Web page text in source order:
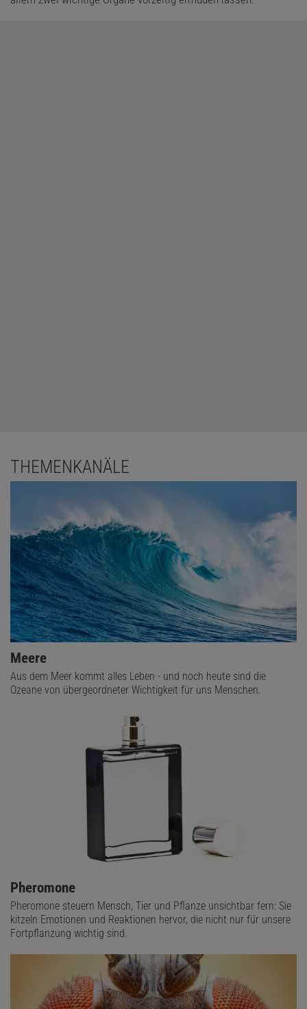
THEMENKANÄLE
Meere
Aus dem Meer kommt alles Leben - und noch heute sind die
Ozeane von übergeordneter Wichtigkeit für uns Menschen.
Pheromone
Pheromone steuern Mensch, Tier und Pflanze unsichtbar fern: Sie
kitzeln Emotionen und Reaktionen hervor, die nicht nur für unsere
Fortpflanzung wichtig sind.